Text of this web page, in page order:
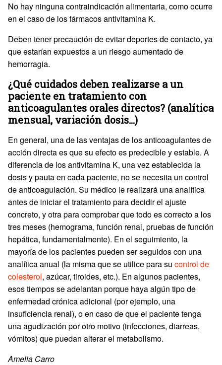
No hay ninguna contraindicación alimentaria, como ocurre
en el caso de los fármacos antivitamina K.
Deben tener precaución de evitar deportes de contacto, ya
que estarían expuestos a un riesgo aumentado de
hemorragia.
¿Qué cuidados deben realizarse a un
paciente en tratamiento con
anticoagulantes orales directos? (analítica
mensual, variación dosis...)
En general, una de las ventajas de los anticoagulantes de
acción directa es que su efecto es predecible y estable. A
diferencia de los antivitamina K, una vez establecida la
dosis y pauta en cada paciente, no se necesita un control
de anticoagulación. Su médico le realizará una analítica
antes de iniciar el tratamiento para decidir el ajuste
concreto, y otra para comprobar que todo es correcto a los
tres meses (hemograma, función renal, pruebas de función
hepática, fundamentalmente). En el seguimiento, la
mayoría de los pacientes pueden ser seguidos con una
analítica anual (la misma que se utilice para su control de
colesterol, azúcar, tiroides, etc.). En algunos pacientes,
esos tiempos se adelantan porque haya algún tipo de
enfermedad crónica adicional (por ejemplo, una
insuficiencia renal), o en caso de que el paciente tenga
una agudización por otro motivo (infecciones, diarreas,
vómitos) que puedan alterar el metabolismo.
Amelia Carro